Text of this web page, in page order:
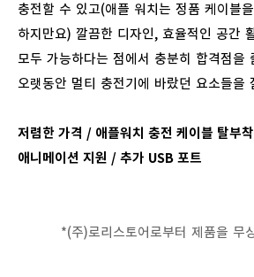
충전할 수 있고(애플 워치는 정품 케이블을
하지만요) 깔끔한 디자인, 효율적인 공간
모두 가능하다는 점에서 충분히 합격점을
오랫동안 멀티 충전기에 바랐던 요소들을
저렴한 가격 / 애플워치 충전 케이블 탈부
애니메이션 지원 / 추가 USB 포트
*(주)로리스토어로부터 제품을 무